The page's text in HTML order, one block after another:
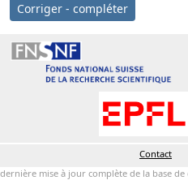
Corriger - compléter
Contact
dernière mise à jour complète de la base de